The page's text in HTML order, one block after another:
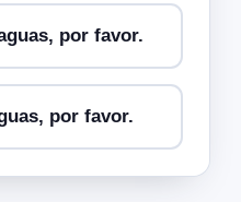
por favor.
por favor.